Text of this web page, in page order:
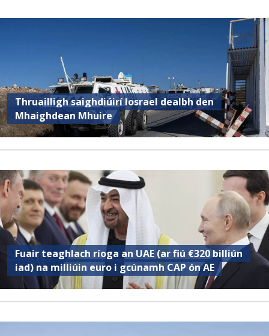
Thruailligh saighdiúirí Iosrael dealbh den
Mhaighdean Mhuire
Fuair ​​teaghlach ríoga an UAE (ar fiú €320 billiún
iad) na milliúin euro i gcúnamh CAP ón AE